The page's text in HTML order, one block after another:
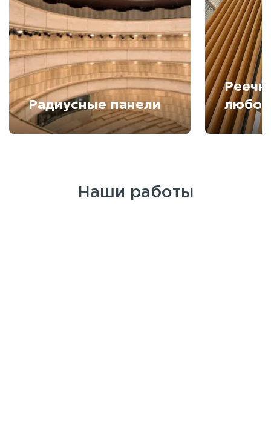
Радиусные панели
Наши работы